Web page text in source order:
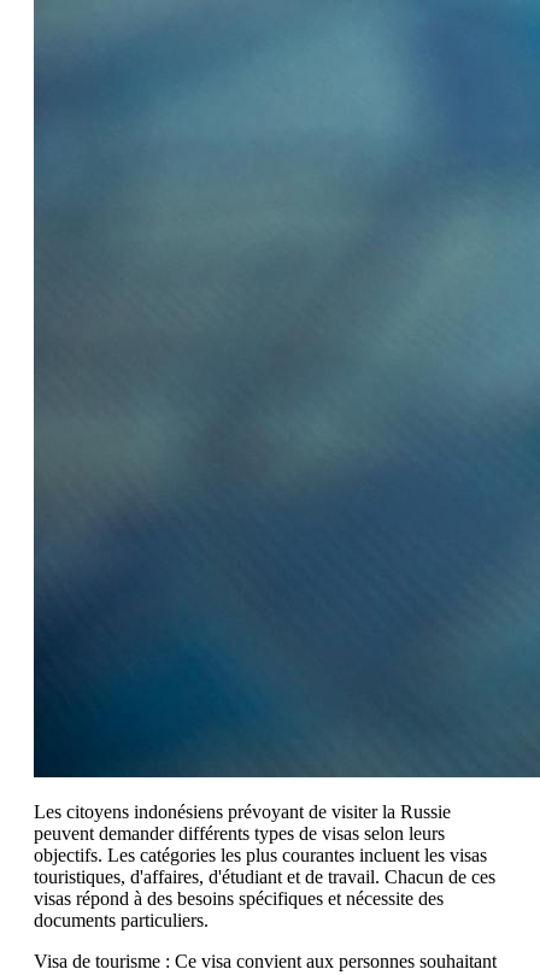
Les citoyens indonésiens prévoyant de visiter la Russie
peuvent demander différents types de visas selon leurs
objectifs. Les catégories les plus courantes incluent les visas
touristiques, d'affaires, d'étudiant et de travail. Chacun de ces
visas répond à des besoins spécifiques et nécessite des
documents particuliers.
Visa de tourisme : Ce visa convient aux personnes souhaitant